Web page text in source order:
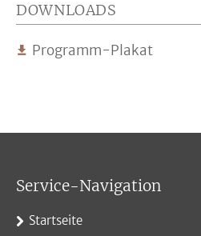
DOWNLOADS
Programm-Plakat
Service-Navigation
Startseite